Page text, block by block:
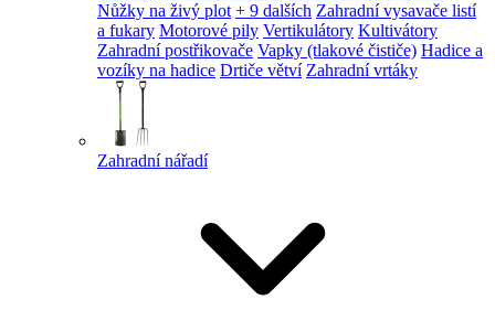
Nůžky na živý plot + 9 dalších Zahradní vysavače listí
a fukary Motorové pily Vertikulátory Kultivátory
Zahradní postřikovače Vapky (tlakové čističe) Hadice a
vozíky na hadice Drtiče větví Zahradní vrtáky
Zahradní nářadí